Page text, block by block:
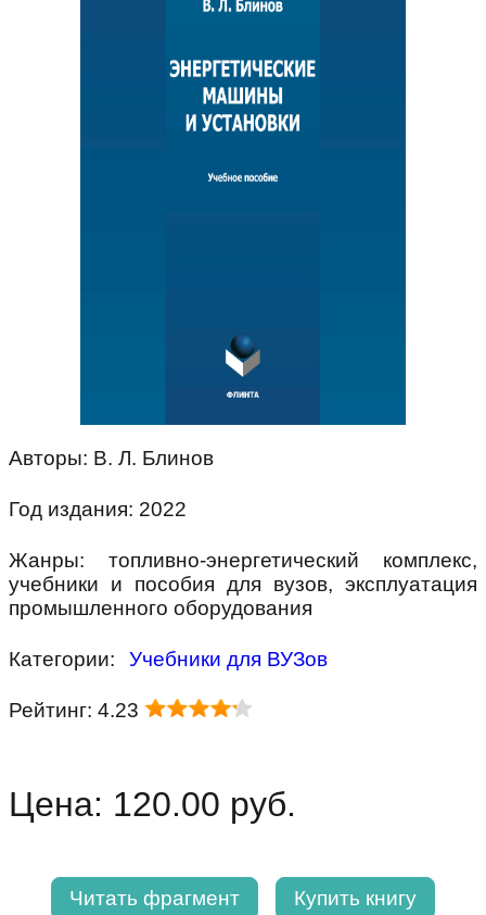
Авторы: В. Л. Блинов
Год издания: 2022
Жанры: топливно-энергетический комплекс,
учебники и пособия для вузов, эксплуатация
промышленного оборудования
Категории: Учебники для ВУЗов
Рейтинг: 4.23
Цена: 120.00 руб.
Читать фрагмент Купить книгу